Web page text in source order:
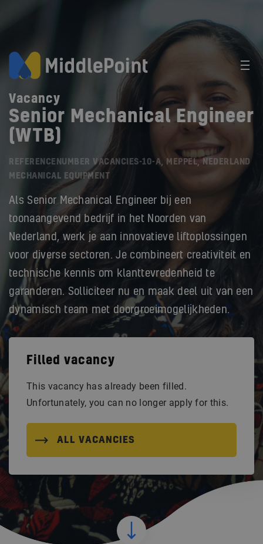
Vacancy
Senior Mechanical Engineer
(WTB)
REFERENCENUMBER VACANCIES-10-A, MEPPEL, NEDERLAND
MECHANICAL EQUIPMENT
Als Senior Mechanical Engineer bij een
toonaangevend bedrijf in het Noorden van
Nederland, werk je aan innovatieve liftoplossingen
voor diverse sectoren. Je combineert creativiteit en
technische kennis om klanttevredenheid te
garanderen. Solliciteer nu en maak deel uit van een
dynamisch team met doorgroeimogelijkheden.
Filled vacancy
This vacancy has already been filled.
Unfortunately, you can no longer apply for this.
ALL VACANCIES